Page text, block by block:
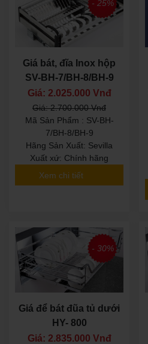
- 25%
Giá bát, đĩa Inox hộp
SV-BH-7/BH-8/BH-9
Giá: 2.025.000 Vnđ
Giá: 2.700.000 Vnđ
Mã Sản Phẩm : SV-BH-
7/BH-8/BH-9
Hãng Sản Xuất: Sevilla
Xuất xứ: Chính hãng
Xem chi tiết
- 30%
Giá để bát đũa tủ dưới
HY- 800
Giá: 2.835.000 Vnđ